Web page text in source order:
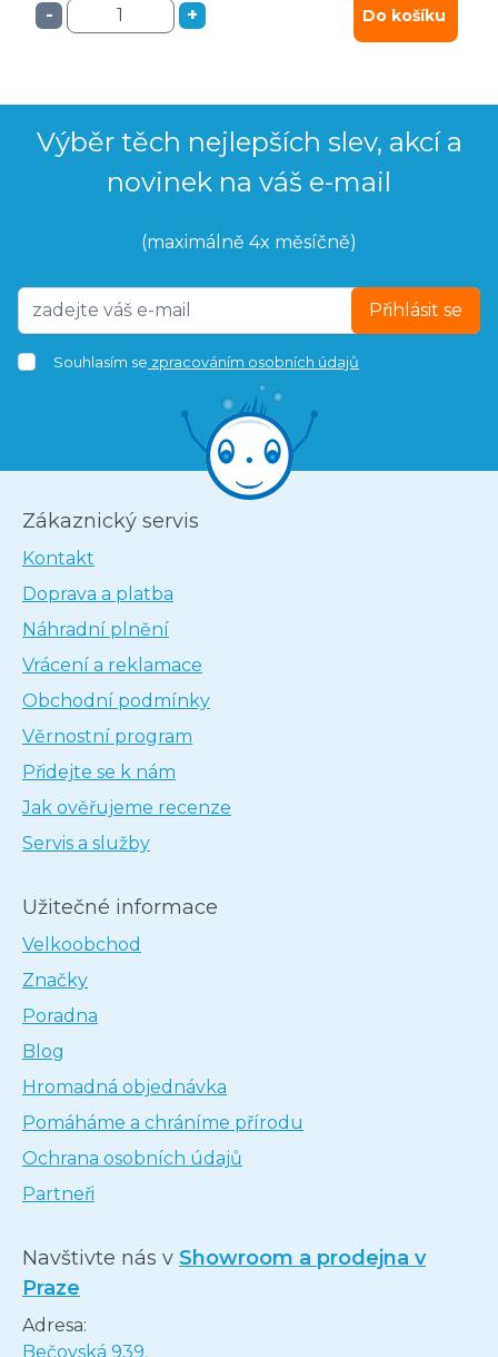
- + Do košíku
Výběr těch nejlepších slev, akcí a
novinek na váš e-mail
(maximálně 4x měsíčně)
Přihlásit se
Souhlasím se zpracováním osobních údajů
Zákaznický servis
Kontakt
Doprava a platba
Náhradní plnění
Vrácení a reklamace
Obchodní podmínky
Věrnostní program
Přidejte se k nám
Jak ověřujeme recenze
Servis a služby
Užitečné informace
Velkoobchod
Značky
Poradna
Blog
Hromadná objednávka
Pomáháme a chráníme přírodu
Ochrana osobních údajů
Partneři
Navštivte nás v Showroom a prodejna v
Praze
Adresa:
Bečovská 939,